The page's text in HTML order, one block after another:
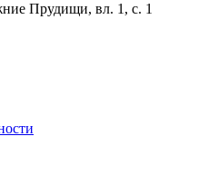
Прудищи, вл. 1, с. 1